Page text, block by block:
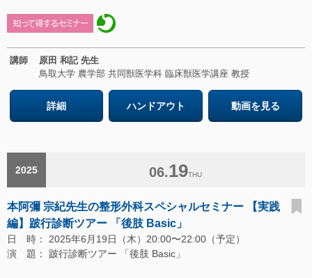
講師
原田 和記 先生
鳥取大学 農学部 共同獣医学科 臨床獣医学講座 教授
詳細 ハンドアウト 動画を見る
2025 06.19THU
本阿彌 宗紀先生の整形外科スペシャルセミナー 【実践
編】跛行診断ツアー 「後肢 Basic」
日 時： 2025年6月19日（木）20:00〜22:00（予定）
演 題： 跛行診断ツアー 「後肢 Basic」